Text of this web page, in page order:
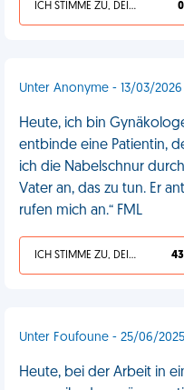
ICH STIMME ZU, DEIN LEBEN IST SCHEISSE 0
Unter Anonyme - 13/03/2026
Heute, ich bin
entbinde eine Patientin,
ich die Nabelschnur
Vater an, das zu tun. Er
rufen mich an.“ FML
ICH STIMME ZU, DEIN LEBEN IST SCHEISSE 43
Unter Foufoune - 25/06/2025
Heute, bei der Arbeit in